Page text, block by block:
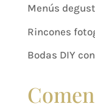
Menús
Rincones
Bodas DIY